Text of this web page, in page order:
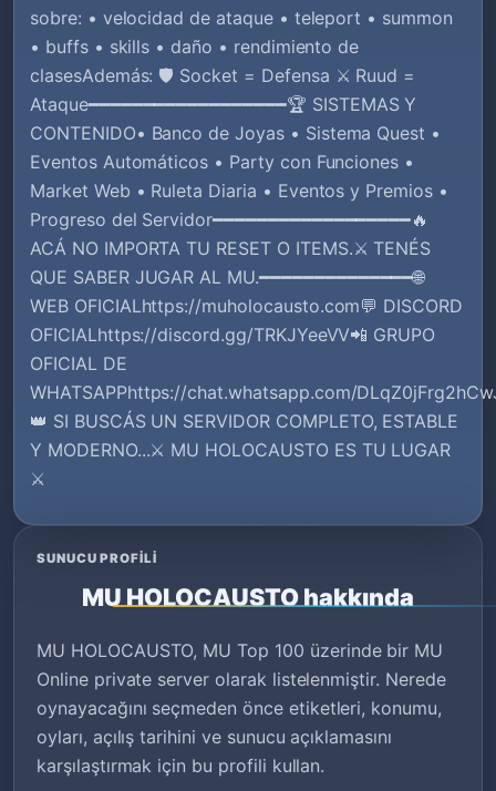
sobre: • velocidad de ataque • teleport • summon
• buffs • skills • daño • rendimiento de
clasesAdemás: 🛡️ Socket = Defensa ⚔️ Ruud =
Ataque━━━━━━━━━━━━━━━━━━🏆 SISTEMAS Y
CONTENIDO• Banco de Joyas • Sistema Quest •
Eventos Automáticos • Party con Funciones •
Market Web • Ruleta Diaria • Eventos y Premios •
Progreso del Servidor━━━━━━━━━━━━━━━━━━🔥
ACÁ NO IMPORTA TU RESET O ITEMS.⚔️ TENÉS
QUE SABER JUGAR AL MU.━━━━━━━━━━━━━━🌐
WEB OFICIALhttps://muholocausto.com💬 DISCORD
OFICIALhttps://discord.gg/TRKJYeeVV📲 GRUPO
OFICIAL DE
WHATSAPPhttps://chat.whatsapp.com/
👑 SI BUSCÁS UN SERVIDOR COMPLETO, ESTABLE
Y MODERNO...⚔️ MU HOLOCAUSTO ES TU LUGAR
⚔️
SUNUCU PROFILI
MU HOLOCAUSTO hakkında
MU HOLOCAUSTO, MU Top 100 üzerinde bir MU
Online private server olarak listelenmiştir. Nerede
oynayacağını seçmeden önce etiketleri, konumu,
oyları, açılış tarihini ve sunucu açıklamasını
karşılaştırmak için bu profili kullan.